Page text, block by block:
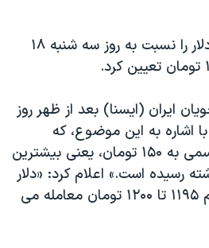
بانک مرکزی نرخ رسمی دلار را نسبت به روز سه شنبه ۱۸
ایران (ایسنا) بعد از ظهر روز
ماه، با اشاره به این موضوع، که
«تفاوت نرخ بازار آزاد و رسمی به ۱۵۰ تومان، یعنی بیشترین
رسیده است.» اعلام کرد: «دلار
در بازار آزاد صرافان با رقم ۱۱۹۵ تا ۱۲۰۰ تومان معامله می